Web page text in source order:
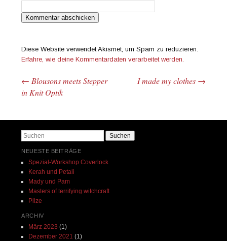
Diese Website verwendet Akismet, um Spam zu reduzieren.
Erfahre, wie deine Kommentardaten verarbeitet werden.
Beitrags-Navigation
← Blousons meets Stepper
in Knit Optik
I made my clothes →
Suchen
NEUESTE BEITRÄGE
Spezial-Workshop Coverlock
Kerah und Petali
Mady und Pam
Masters of terrifying witchcraft
Pilze
ARCHIV
März 2023 (1)
Dezember 2021 (1)